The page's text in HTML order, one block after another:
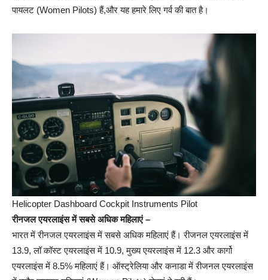
पायलट (Women Pilots) हैं,और यह हमारे लिए गर्व की बात है।
Helicopter Dashboard Cockpit Instruments Pilot
रीनजल एयरलाइंस में सबसे अधिक महिलाएं –
भारत में रीनजल एयरलाइंस में सबसे अधिक महिलाएं हैं। रीजनल एयरलाइंस में
13.9, लॉ कॉस्ट एयरलाइंस में 10.9, मुख्य एयरलाइंस में 12.3 और कार्गो
एयरलाइंस में 8.5% महिलाएं हैं। ऑस्ट्रेलिया और कनाडा में रीजनल एयरलाइंस